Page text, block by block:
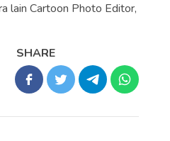
lain Cartoon Photo Editor,
SHARE